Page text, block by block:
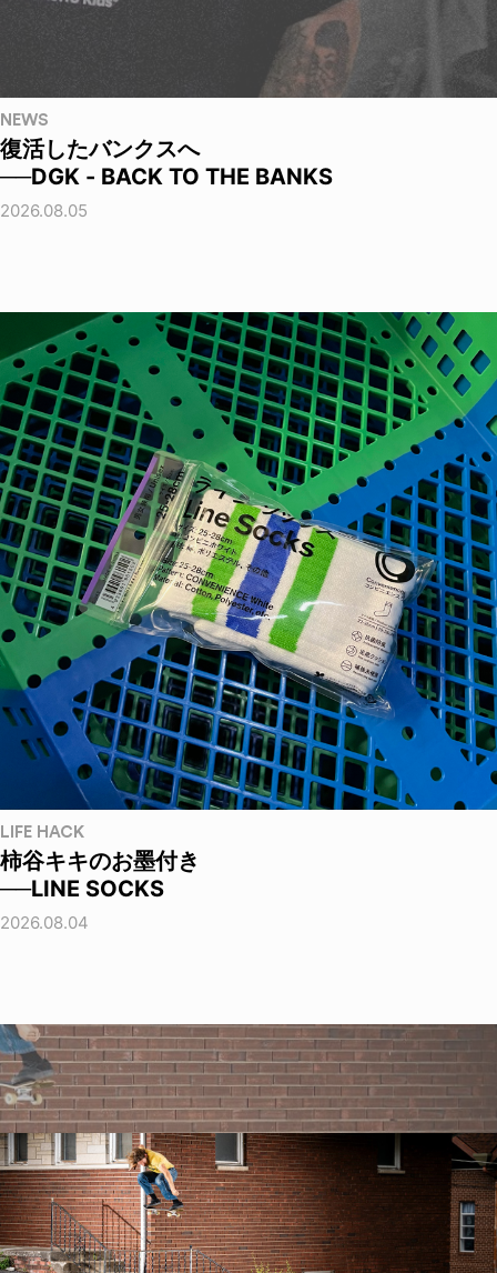
NEWS
復活したバンクスへ
──DGK - BACK TO THE BANKS
2026.08.05
LIFE HACK
柿谷キキのお墨付き
──LINE SOCKS
2026.08.04